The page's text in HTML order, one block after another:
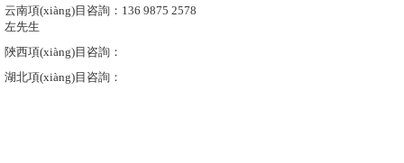
云南項(xiàng)目咨詢：136 9875 2578
左先生
陜西項(xiàng)目咨詢：
湖北項(xiàng)目咨詢：